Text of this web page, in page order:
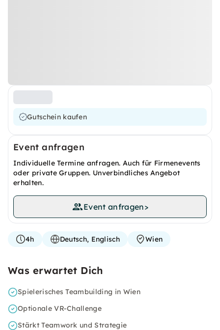
Gutschein kaufen
Event anfragen
Individuelle Termine anfragen. Auch für Firmenevents
oder private Gruppen. Unverbindliches Angebot
erhalten.
Event anfragen>
4h Deutsch, Englisch Wien
Was erwartet Dich
Spielerisches Teambuilding in Wien
Optionale VR-Challenge
Stärkt Teamwork und Strategie